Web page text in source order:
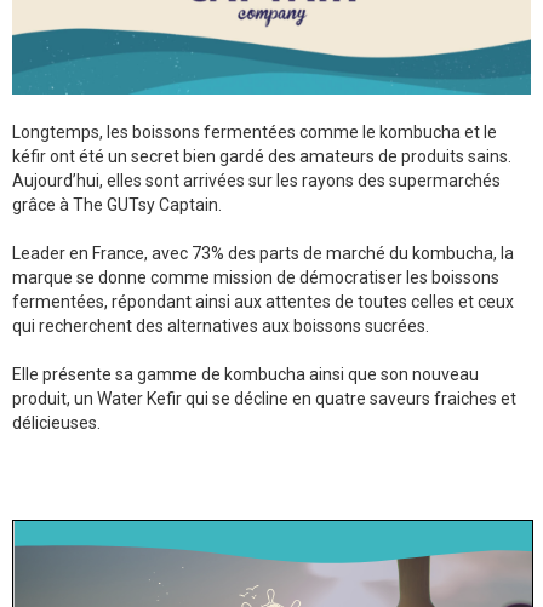
Longtemps, les boissons fermentées comme le kombucha et le
kéfir ont été un secret bien gardé des amateurs de produits sains.
Aujourd’hui, elles sont arrivées sur les rayons des supermarchés
grâce à The GUTsy Captain.
Leader en France, avec 73% des parts de marché du kombucha, la
marque se donne comme mission de démocratiser les boissons
fermentées, répondant ainsi aux attentes de toutes celles et ceux
qui recherchent des alternatives aux boissons sucrées.
Elle présente sa gamme de kombucha ainsi que son nouveau
produit, un Water Kefir qui se décline en quatre saveurs fraiches et
délicieuses.